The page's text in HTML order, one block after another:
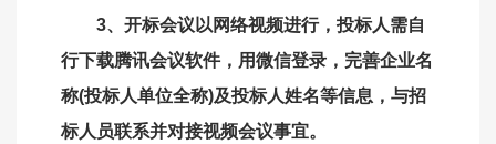
3、开标会议以网络视频进行，投标人需自
行下载腾讯会议软件，用微信登录，完善企业名
称(投标人单位全称)及投标人姓名等信息，与招
标人员联系并对接视频会议事宜。